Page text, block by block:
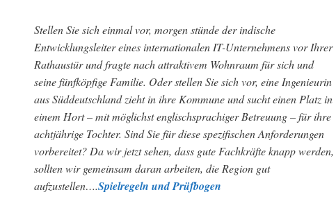
Stellen Sie sich einmal vor, morgen stünde der indische
Entwicklungsleiter eines internationalen IT-Unternehmens vor Ihrer
Rathaustür und fragte nach attraktivem Wohnraum für sich und
seine fünfköpfige Familie. Oder stellen Sie sich vor, eine Ingenieurin
aus Süddeutschland zieht in ihre Kommune und sucht einen Platz in
einem Hort – mit möglichst englischsprachiger Betreuung – für ihre
achtjährige Tochter. Sind Sie für diese spezifischen Anforderungen
vorbereitet? Da wir jetzt sehen, dass gute Fachkräfte knapp werden,
sollten wir gemeinsam daran arbeiten, die Region gut
aufzustellen….Spielregeln und Prüfbogen